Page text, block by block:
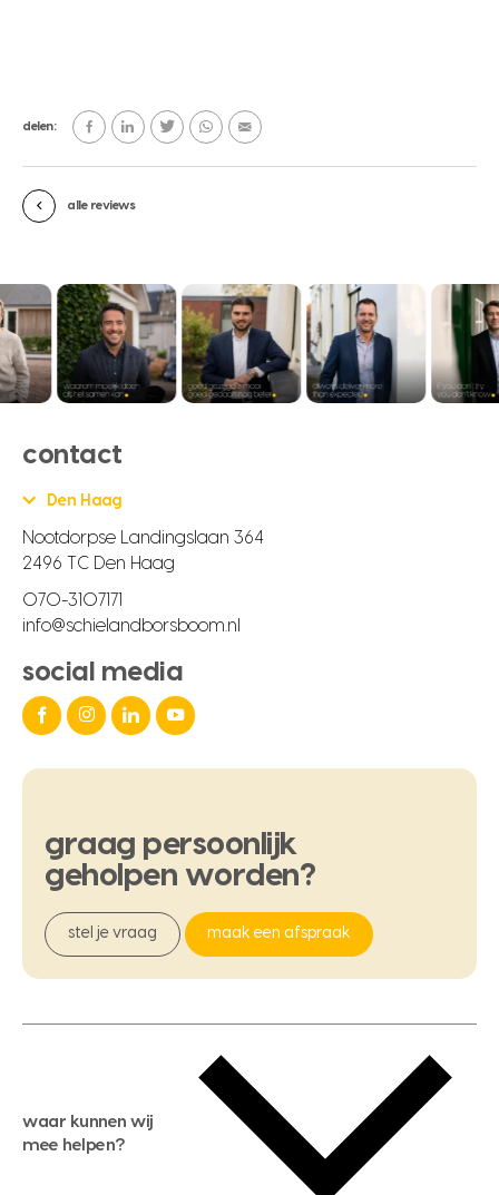
delen:
alle reviews
contact
Den Haag
Nootdorpse Landingslaan 364
2496 TC Den Haag
070-3107171
info@schielandborsboom.nl
social media
graag persoonlijk
geholpen worden?
stel je vraag maak een afspraak
waar kunnen wij
mee helpen?